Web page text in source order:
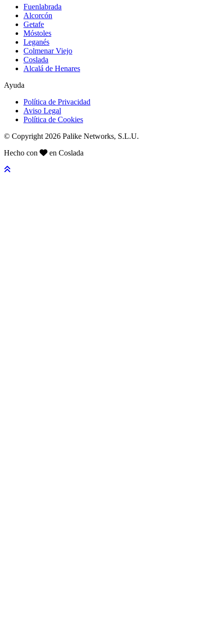
Fuenlabrada
Alcorcón
Getafe
Móstoles
Leganés
Colmenar Viejo
Coslada
Alcalá de Henares
Ayuda
Política de Privacidad
Aviso Legal
Política de Cookies
© Copyright 2026 Palike Networks, S.L.U.
Hecho con
en Coslada